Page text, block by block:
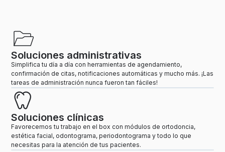
Soluciones administrativas
Simplifica tu día a día con herramientas de agendamiento,
confirmación de citas, notificaciones automáticas y mucho más. ¡Las
tareas de administración nunca fueron tan fáciles!
Soluciones clínicas
Favorecemos tu trabajo en el box con módulos de ortodoncia,
estética facial, odontograma, periodontograma y todo lo que
necesitas para la atención de tus pacientes.